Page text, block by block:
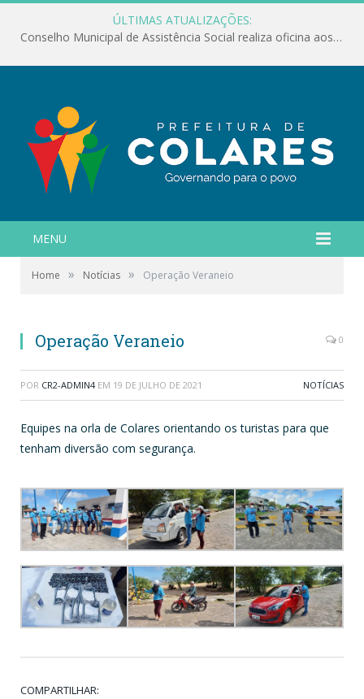
ÚLTIMAS ATUALIZAÇÕES:
Conselho Municipal de Assistência Social realiza oficina aos servidores
MENU
Home » Notícias » Operação Veraneio
Operação Veraneio 0
POR CR2-ADMIN4 EM 19 DE JULHO DE 2021 NOTÍCIAS
Equipes na orla de Colares orientando os turistas para que
tenham diversão com segurança.
COMPARTILHAR: